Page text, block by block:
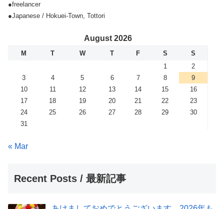
●freelancer
●Japanese / Hokuei-Town, Tottori
August 2026
M T W T F S
S
1
2
3
4 5 6 7 8
9
10
11 12 13 14 15
16
17
18 19 20 21 22
23
24
25 26 27 28 29
30
31
« Mar
Recent Posts / 最新記事